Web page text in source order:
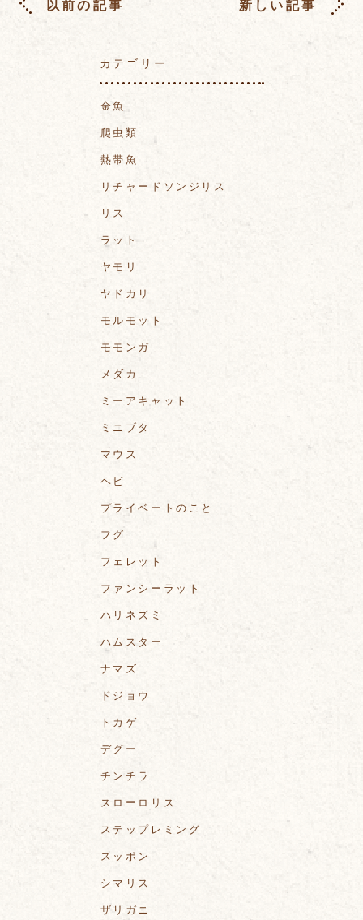
以前の記事 新しい記事
カテゴリー
金魚
爬虫類
熱帯魚
リチャードソンジリス
リス
ラット
ヤモリ
ヤドカリ
モルモット
モモンガ
メダカ
ミーアキャット
ミニブタ
マウス
ヘビ
プライベートのこと
フグ
フェレット
ファンシーラット
ハリネズミ
ハムスター
ナマズ
ドジョウ
トカゲ
デグー
チンチラ
スローロリス
ステップレミング
スッポン
シマリス
ザリガニ